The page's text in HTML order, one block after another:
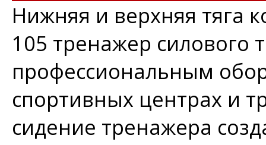
Нижняя и верхняя тяга
105 тренажер силового
профессиональным
спортивных центрах и
сидение тренажера